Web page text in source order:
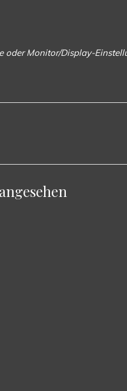
oder Monitor/Display-